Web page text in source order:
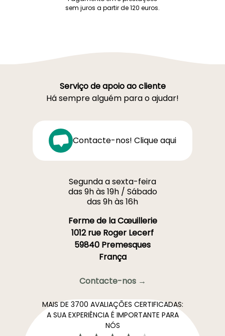
sem juros a partir de 120 euros.
Serviço de apoio ao cliente
Há sempre alguém para o ajudar!
Contacte-nos! Clique aqui
Segunda a sexta-feira
das 9h às 19h / Sábado
das 9h às 16h
Ferme de la Cœuillerie
1012 rue Roger Lecerf
59840 Premesques
França
Contacte-nos →
MAIS DE 3700 AVALIAÇÕES CERTIFICADAS:
A SUA EXPERIÊNCIA É IMPORTANTE PARA
NÓS